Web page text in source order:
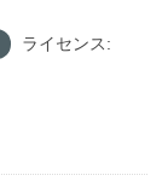
ライセンス: